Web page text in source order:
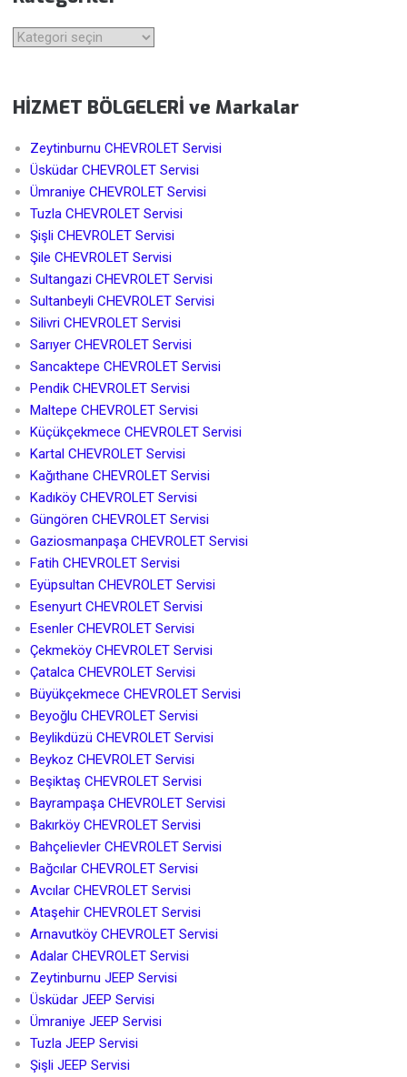
Kategoriler
HİZMET BÖLGELERİ ve Markalar
Zeytinburnu CHEVROLET Servisi
Üsküdar CHEVROLET Servisi
Ümraniye CHEVROLET Servisi
Tuzla CHEVROLET Servisi
Şişli CHEVROLET Servisi
Şile CHEVROLET Servisi
Sultangazi CHEVROLET Servisi
Sultanbeyli CHEVROLET Servisi
Silivri CHEVROLET Servisi
Sarıyer CHEVROLET Servisi
Sancaktepe CHEVROLET Servisi
Pendik CHEVROLET Servisi
Maltepe CHEVROLET Servisi
Küçükçekmece CHEVROLET Servisi
Kartal CHEVROLET Servisi
Kağıthane CHEVROLET Servisi
Kadıköy CHEVROLET Servisi
Güngören CHEVROLET Servisi
Gaziosmanpaşa CHEVROLET Servisi
Fatih CHEVROLET Servisi
Eyüpsultan CHEVROLET Servisi
Esenyurt CHEVROLET Servisi
Esenler CHEVROLET Servisi
Çekmeköy CHEVROLET Servisi
Çatalca CHEVROLET Servisi
Büyükçekmece CHEVROLET Servisi
Beyoğlu CHEVROLET Servisi
Beylikdüzü CHEVROLET Servisi
Beykoz CHEVROLET Servisi
Beşiktaş CHEVROLET Servisi
Bayrampaşa CHEVROLET Servisi
Bakırköy CHEVROLET Servisi
Bahçelievler CHEVROLET Servisi
Bağcılar CHEVROLET Servisi
Avcılar CHEVROLET Servisi
Ataşehir CHEVROLET Servisi
Arnavutköy CHEVROLET Servisi
Adalar CHEVROLET Servisi
Zeytinburnu JEEP Servisi
Üsküdar JEEP Servisi
Ümraniye JEEP Servisi
Tuzla JEEP Servisi
Şişli JEEP Servisi